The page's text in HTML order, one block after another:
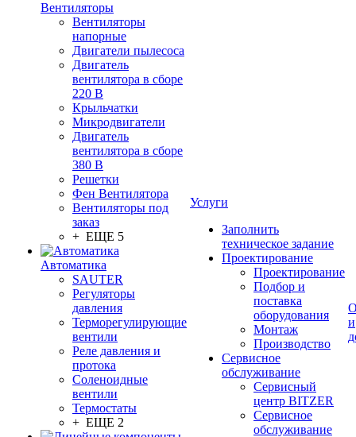
Вентиляторы
Вентиляторы
напорные
Двигатели пылесоса
Двигатель
вентилятора в сборе
220 В
Крыльчатки
Микродвигатели
Двигатель
вентилятора в сборе
380 В
Решетки
Фен Вентилятора
Вентиляторы под
заказ
+ ЕЩЕ 5
Автоматика
SAUTER
Регуляторы
давления
Терморегулирующие
вентили
Реле давления и
протока
Соленоидные
вентили
Термостаты
+ ЕЩЕ 2
Услуги
Заполнить
техническое задание
Проектирование
Проектирование
Подбор и
поставка
оборудования
Монтаж
Производство
Сервисное
обслуживание
Сервисный
центр BITZER
Сервисное
обслуживание
и